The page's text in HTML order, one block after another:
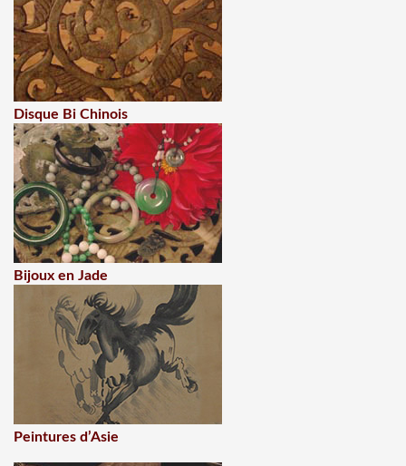
Disque Bi Chinois
Bijoux en Jade
Peintures d’Asie